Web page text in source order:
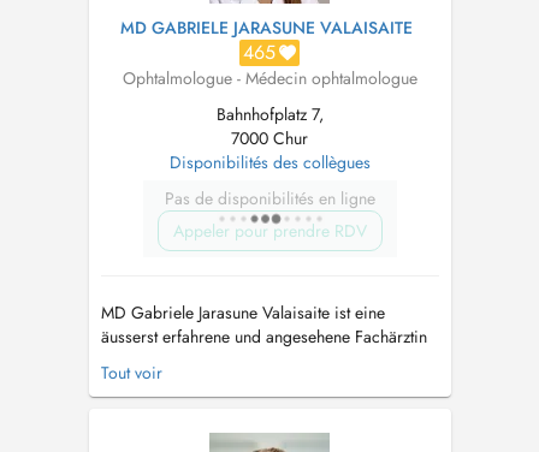
MD GABRIELE JARASUNE VALAISAITE
465
Ophtalmologue - Médecin ophtalmologue
Bahnhofplatz 7,
7000 Chur
Disponibilités des collègues
Pas de disponibilités en ligne
Appeler pour prendre RDV
MD Gabriele Jarasune Valaisaite ist eine
äusserst erfahrene und angesehene Fachärztin
für Augenheilkunde. Ihr medizinischer Fokus
liegt auf einer Vielzahl von Augenerkrankungen,
Keratitis, Uveitis, Skleritis und Konjunktivitis,
Tout voir